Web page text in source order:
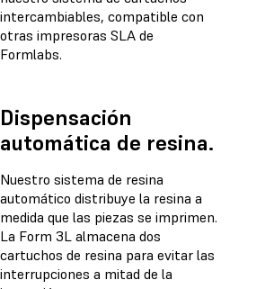
intercambiables, compatible con
otras impresoras SLA de
Formlabs.
Dispensación
automática de resina.
Nuestro sistema de resina
automático distribuye la resina a
medida que las piezas se imprimen.
La Form 3L almacena dos
cartuchos de resina para evitar las
interrupciones a mitad de la